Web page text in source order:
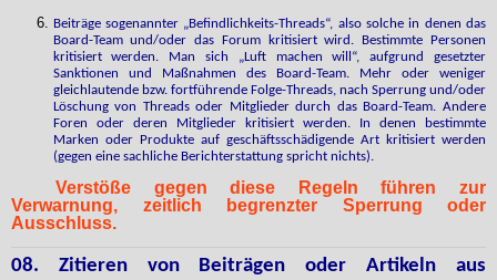
Beiträge sogenannter „Befindlichkeits-Threads“, also solche in denen das
Board-Team und/oder das Forum kritisiert wird. Bestimmte Personen
kritisiert werden. Man sich „Luft machen will“, aufgrund gesetzter
Sanktionen und Maßnahmen des Board-Team. Mehr oder weniger
gleichlautende bzw. fortführende Folge-Threads, nach Sperrung und/oder
Löschung von Threads oder Mitglieder durch das Board-Team. Andere
Foren oder deren Mitglieder kritisiert werden. In denen bestimmte
Marken oder Produkte auf geschäftsschädigende Art kritisiert werden
(gegen eine sachliche Berichterstattung spricht nichts).
Verstöße gegen diese Regeln führen zur
Verwarnung, zeitlich begrenzter Sperrung oder
Ausschluss.
08. Zitieren von Beiträgen oder Artikeln aus